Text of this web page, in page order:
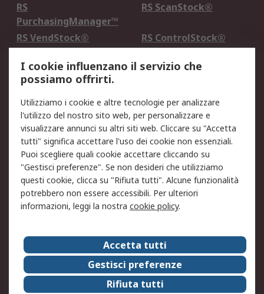
RS
PurchasingManager™
RS ScanStock®
RS VendStock®
RS ControlStock®
Legale
Informativa Cookie
Informativa Privacy -
Aggiornata
Email Security
Termini d'uso
Condizioni di vendita
Condizioni generali di
servizio
Etica e responsabilità
Chi Siamo
Chi Siamo
Contattaci
Supporto
ESG
Carriere
RS Group
Press Centre
Discovery: il Blog di RS
I cookie influenzano il servizio che
possiamo offrirti.
Utilizziamo i cookie e altre tecnologie per analizzare
l'utilizzo del nostro sito web, per personalizzare e
visualizzare annunci su altri siti web. Cliccare su "Accetta
tutti" significa accettare l'uso dei cookie non essenziali.
Puoi scegliere quali cookie accettare cliccando su
"Gestisci preferenze". Se non desideri che utilizziamo
questi cookie, clicca su "Rifiuta tutti". Alcune funzionalità
potrebbero non essere accessibili. Per ulteriori
informazioni, leggi la nostra cookie policy.
Accetta tutti
Gestisci preferenze
Rifiuta tutti